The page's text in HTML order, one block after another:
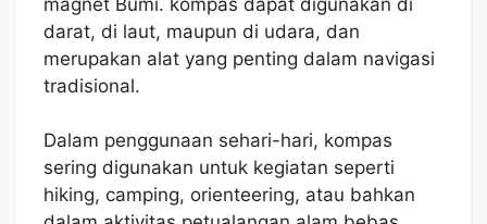
darat, di laut, maupun di udara, dan
merupakan alat yang penting dalam navigasi
tradisional.
Dalam penggunaan sehari-hari, kompas
sering digunakan untuk kegiatan seperti
hiking, camping, orienteering, atau bahkan